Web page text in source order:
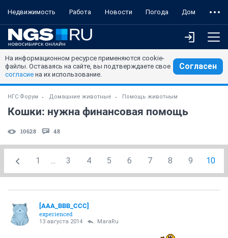
Недвижимость Работа Новости Погода Дом
На информационном ресурсе применяются cookie-
файлы. Оставаясь на сайте, вы подтверждаете свое
согласие на их использование.
Согласен
НГС.Форум Домашние животные Помощь животным
Кошки: нужна финансовая помощь
10628 48
1 ... 3 4 5 6 7 8 9 10
[AAA_BBB_CCC]
experienced
13 августа 2014 MaraRu